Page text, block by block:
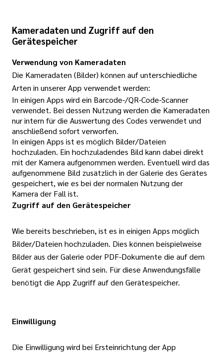
Kameradaten und Zugriff auf den
Gerätespeicher
Verwendung von Kameradaten
Die Kameradaten (Bilder) können auf unterschiedliche
Arten in unserer App verwendet werden:
In einigen Apps wird ein Barcode-/QR-Code-Scanner
verwendet. Bei dessen Nutzung werden die Kameradaten
nur intern für die Auswertung des Codes verwendet und
anschließend sofort verworfen.
In einigen Apps ist es möglich Bilder/Dateien
hochzuladen. Ein hochzuladendes Bild kann dabei direkt
mit der Kamera aufgenommen werden. Eventuell wird das
aufgenommene Bild zusätzlich in der Galerie des Gerätes
gespeichert, wie es bei der normalen Nutzung der
Kamera der Fall ist.
Zugriff auf den Gerätespeicher
Wie bereits beschrieben, ist es in einigen Apps möglich
Bilder/Dateien hochzuladen. Dies können beispielweise
Bilder aus der Galerie oder PDF-Dokumente die auf dem
Gerät gespeichert sind sein. Für diese Anwendungsfälle
benötigt die App Zugriff auf den Gerätespeicher.
Einwilligung
Die Einwilligung wird bei Ersteinrichtung der App